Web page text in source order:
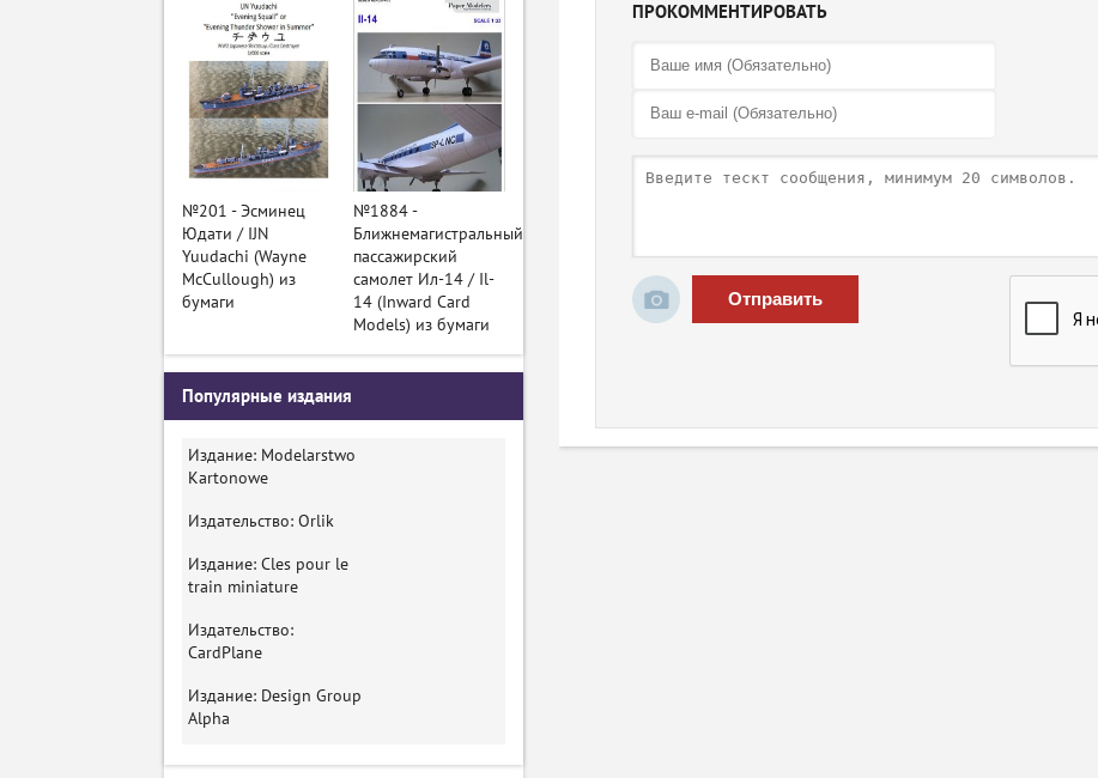
ПРОКОММЕНТИРОВАТЬ
Отправить
№201 - Эсминец
Юдати / IJN
Yuudachi (Wayne
McCullough) из
бумаги
№1884 -
Ближнемагистральный
пассажирский
самолет Ил-14 / Il-
14 (Inward Card
Models) из бумаги
Популярные издания
Издание: Modelarstwo
Kartonowe
Издательство: Orlik
Издание: Cles pour le
train miniature
Издательство:
CardPlane
Издание: Design Group
Alpha